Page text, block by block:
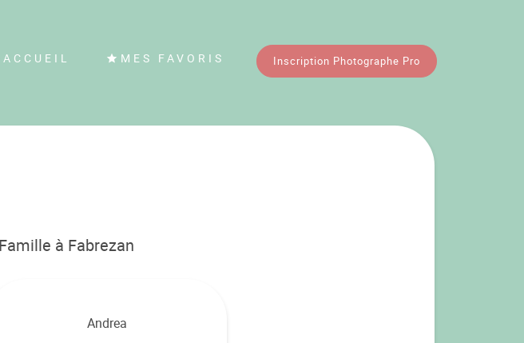
ACCUEIL MES FAVORIS Inscription Photographe Pro
à Fabrezan
Andrea